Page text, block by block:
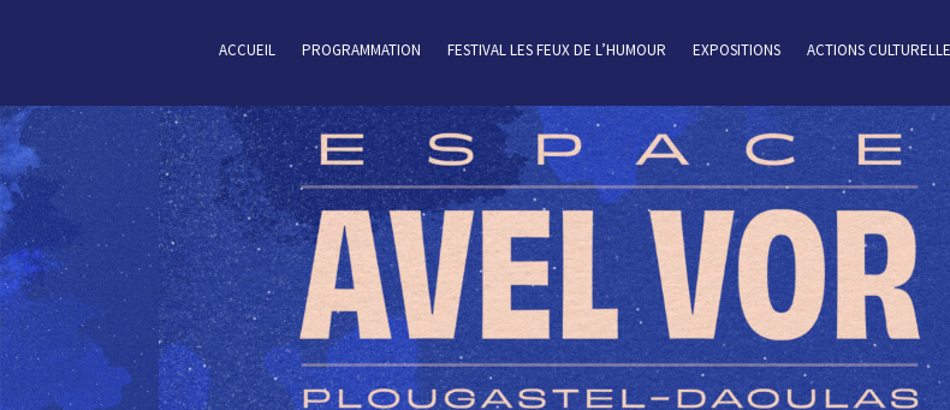
ACCUEIL PROGRAMMATION FESTIVAL LES FEUX DE L’HUMOUR EXPOSITIONS ACTIONS